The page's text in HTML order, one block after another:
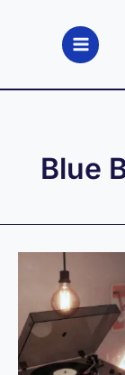
contenido
Blue